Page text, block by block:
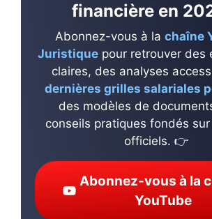
financière en
Abonnez-vous à la chaîne
Juristiquepour retrouver des
claires, des analyses
dernières grilles salariales
des modèles de
conseils pratiques fondés
officiels. 👉
Abonnez-vous à la
YouTube